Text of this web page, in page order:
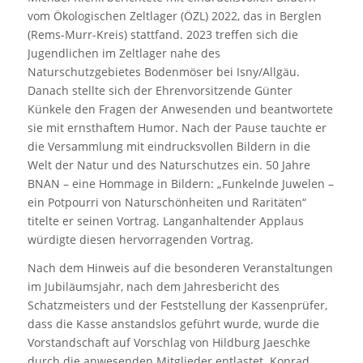
vom Ökologischen Zeltlager (ÖZL) 2022, das in Berglen
(Rems-Murr-Kreis) stattfand. 2023 treffen sich die
Jugendlichen im Zeltlager nahe des
Naturschutzgebietes Bodenmöser bei Isny/Allgäu.
Danach stellte sich der Ehrenvorsitzende Günter
Künkele den Fragen der Anwesenden und beantwortete
sie mit ernsthaftem Humor. Nach der Pause tauchte er
die Versammlung mit eindrucksvollen Bildern in die
Welt der Natur und des Naturschutzes ein. 50 Jahre
BNAN – eine Hommage in Bildern: „Funkelnde Juwelen –
ein Potpourri von Naturschönheiten und Raritäten“
titelte er seinen Vortrag. Langanhaltender Applaus
würdigte diesen hervorragenden Vortrag.
Nach dem Hinweis auf die besonderen Veranstaltungen
im Jubiläumsjahr, nach dem Jahresbericht des
Schatzmeisters und der Feststellung der Kassenprüfer,
dass die Kasse anstandslos geführt wurde, wurde die
Vorstandschaft auf Vorschlag von Hildburg Jaeschke